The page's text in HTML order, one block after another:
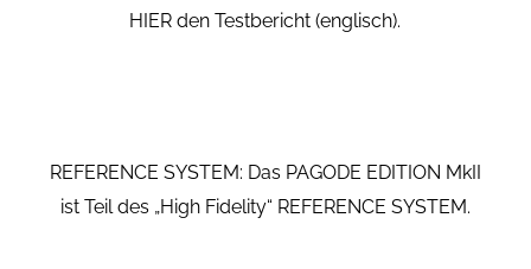
HIER den Testbericht (englisch).
REFERENCE SYSTEM: Das PAGODE EDITION MkII
ist Teil des „High Fidelity“ REFERENCE SYSTEM.